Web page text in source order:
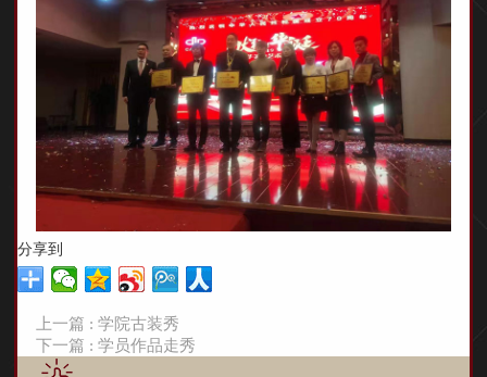
分享到
上一篇 : 学院古装秀
下一篇 : 学员作品走秀